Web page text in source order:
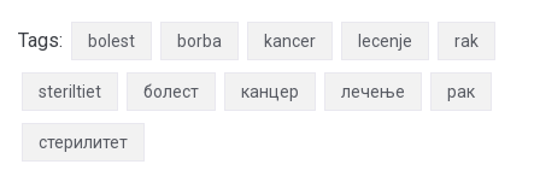
Tags: bolest borba kancer lecenje rak
steriltiet болест канцер лечење рак
стерилитет